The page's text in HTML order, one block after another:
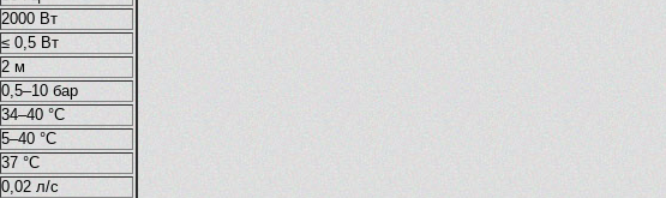
2000 Вт
≤ 0,5 Вт
2 м
0,5–10 бар
34–40 °C
5–40 °C
37 °C
0,02 л/с